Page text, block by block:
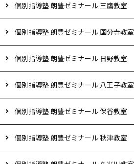
個別指導塾 朗豊ゼミナール 三鷹教室
個別指導塾 朗豊ゼミナール 国分寺教室
個別指導塾 朗豊ゼミナール 日野教室
個別指導塾 朗豊ゼミナール 八王子教室
個別指導塾 朗豊ゼミナール 保谷教室
個別指導塾 朗豊ゼミナール 秋津教室